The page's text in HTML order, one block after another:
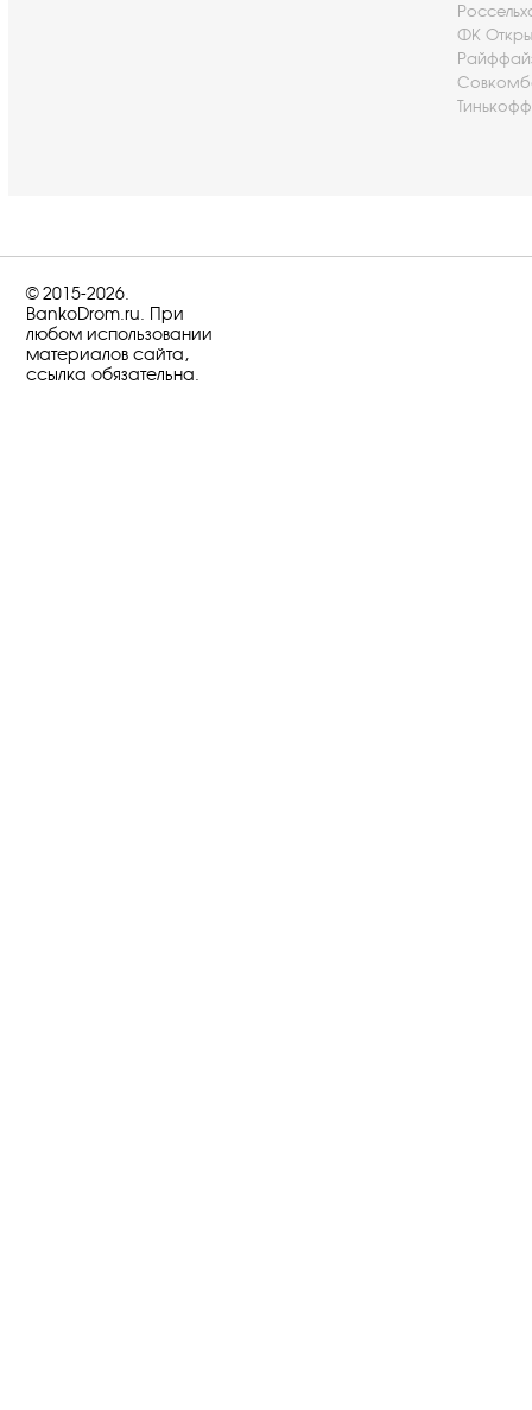
ФК
© 2015-2026.
BankoDrom.ru. При
любом использовании
материалов сайта,
ссылка обязательна.